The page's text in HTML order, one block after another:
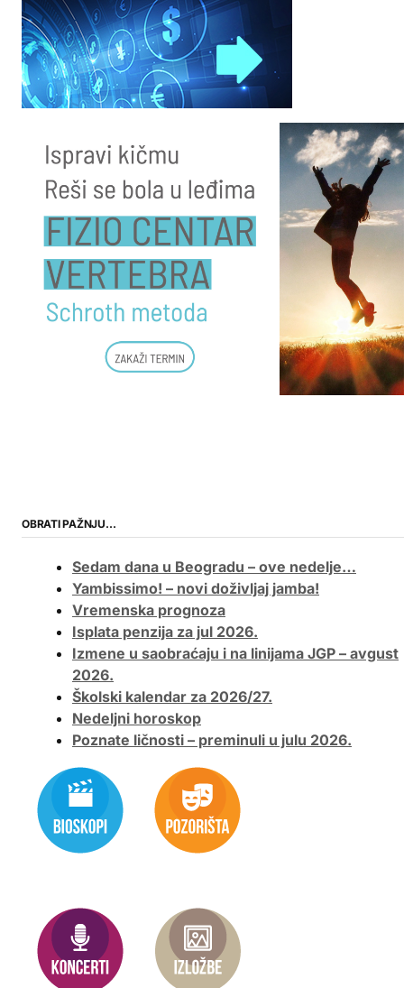
OBRATI PAŽNJU…
Sedam dana u Beogradu – ove nedelje…
Yambissimo! – novi doživljaj jamba!
Vremenska prognoza
Isplata penzija za jul 2026.
Izmene u saobraćaju i na linijama JGP – avgust
2026.
Školski kalendar za 2026/27.
Nedeljni horoskop
Poznate ličnosti – preminuli u julu 2026.